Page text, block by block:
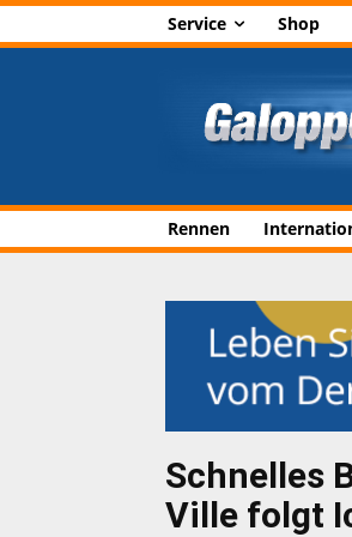
Service Shop
Rennen
Schnelles
Ville folgt